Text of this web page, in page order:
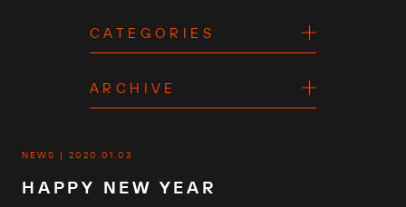
CATEGORIES
ARCHIVE
NEWS 2020.01.03
HAPPY NEW YEAR